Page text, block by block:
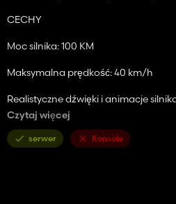
CECHY
Moc silnika: 100 KM
Maksymalna prędkość: 40 km/h
Realistyczne dźwięki i animacje
Szczegółowy model wnętrza i
Animacja świateł roboczych i układu
Czytaj więcej
serwer Konsole